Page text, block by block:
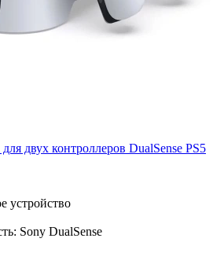
двух контроллеров DualSense PS5
устройство
Sony DualSense